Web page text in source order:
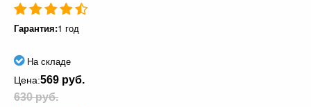
Гарантия:1 год
На складе
Цена:569 руб.
630 руб.